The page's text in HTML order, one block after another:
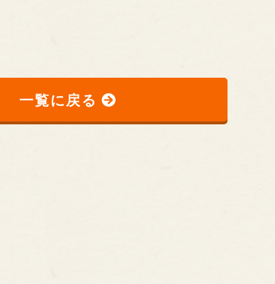
一覧に戻る